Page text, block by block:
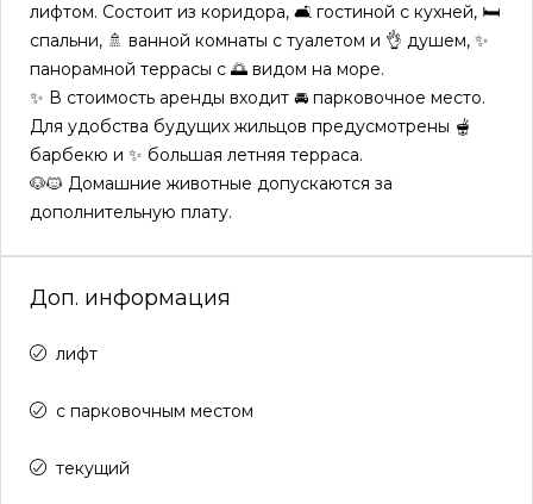
лифтом. Состоит из коридора, 🛋️ гостиной с кухней, 🛏️
спальни, 🚿 ванной комнаты с туалетом и 👌 душем, ✨
панорамной террасы с 🌅 видом на море.
✨ В стоимость аренды входит 🚘 парковочное место.
Для удобства будущих жильцов предусмотрены 🫕
барбекю и ✨ большая летняя терраса.
🐶🐱 Домашние животные допускаются за
дополнительную плату.
Доп. информация
лифт
с парковочным местом
текущий